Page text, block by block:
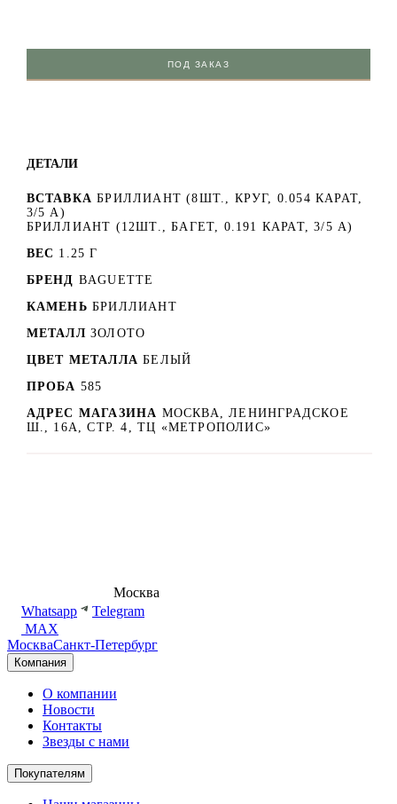
ПОД ЗАКАЗ
ДЕТАЛИ
ВСТАВКА БРИЛЛИАНТ (8ШТ., КРУГ, 0.054 КАРАТ,
3/5 A)
БРИЛЛИАНТ (12ШТ., БАГЕТ, 0.191 КАРАТ, 3/5 A)
ВЕС 1.25 Г
БРЕНД BAGUETTE
КАМЕНЬ БРИЛЛИАНТ
МЕТАЛЛ ЗОЛОТО
ЦВЕТ МЕТАЛЛА БЕЛЫЙ
ПРОБА 585
АДРЕС МАГАЗИНА МОСКВА, ЛЕНИНГРАДСКОЕ
Ш., 16А, СТР. 4, ТЦ «МЕТРОПОЛИС»
Москва
Whatsapp
Telegram
MAX
МоскваСанкт-Петербург
Компания
О компании
Новости
Контакты
Звезды с нами
Покупателям